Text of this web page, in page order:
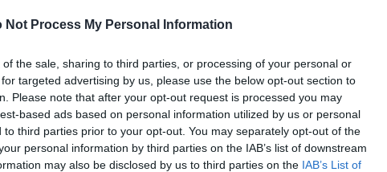
Not Process My Personal Information
the sale, sharing to third parties, or processing of your personal or
targeted advertising by us, please use the below opt-out section to
Please note that after your opt-out request is processed you may
based ads based on personal information utilized by us or personal
to third parties prior to your opt-out. You may separately opt-out of the
personal information by third parties on the IAB’s list of downstream
may also be disclosed by us to third parties on the IAB’s List of